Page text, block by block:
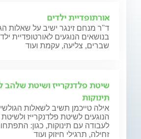
אורתופדיית ילדים
ד"ר מנחם זינגר ישיב על שאלות
בנושאים הנוגעים לאורטופדיית
שברים, צליעה, עקמת ועוד
שיטת פלדנקרייז ושיטת שלהב
תינוקות
אילה טייכמן תשיב לשאלות
הנוגעים לשיטת פלדנקרייז
לעבודה עם תינוקות, כגון:
זחילה, תרגילי חיזוק ועוד